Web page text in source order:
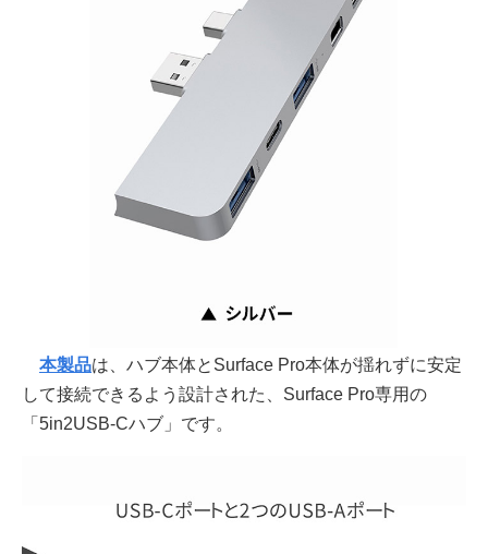
本製品は、ハブ本体とSurface Pro本体が揺れずに安定
して接続できるよう設計された、Surface Pro専用の
「5in2USB-Cハブ」です。